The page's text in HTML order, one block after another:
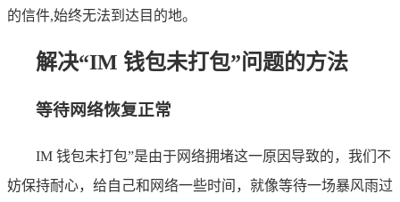
的信件,始终无法到达目的地。
解决“IM 钱包未打包”问题的方法
等待网络恢复正常
IM 钱包未打包”是由于网络拥堵这一原因导致的，我们不
妨保持耐心，给自己和网络一些时间，就像等待一场暴风雨过